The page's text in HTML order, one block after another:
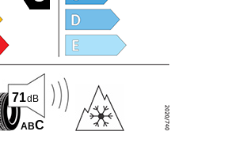
ABC
71dB